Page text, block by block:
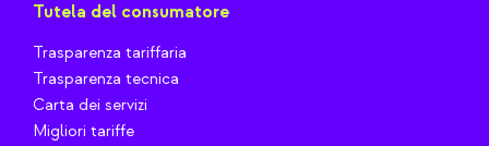
Tutela del consumatore
Trasparenza tariffaria
Trasparenza tecnica
Carta dei servizi
Migliori tariffe